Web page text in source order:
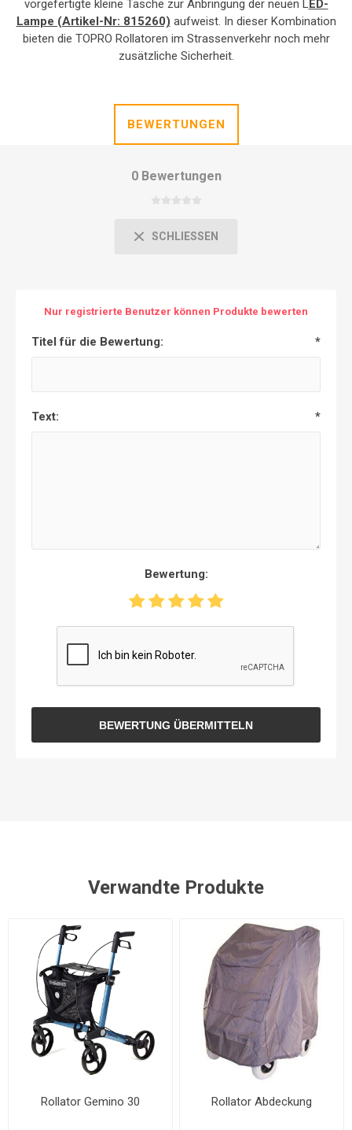
vorgefertigte kleine Tasche zur Anbringung der neuen LED-
Lampe (Artikel-Nr: 815260) aufweist. In dieser Kombination
bieten die TOPRO Rollatoren im Strassenverkehr noch mehr
zusätzliche Sicherheit.
BEWERTUNGEN
0 Bewertungen
SCHLIESSEN
Nur registrierte Benutzer können Produkte bewerten
Titel für die Bewertung: *
Text: *
Bewertung:
BEWERTUNG ÜBERMITTELN
Verwandte Produkte
Rollator Gemino 30 Rollator Abdeckung